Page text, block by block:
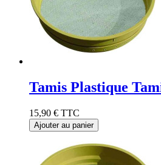
Tamis Plastique
15,90 € TTC
Ajouter au panier